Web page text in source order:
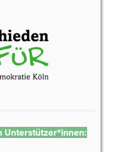
Unterstützer*innen: